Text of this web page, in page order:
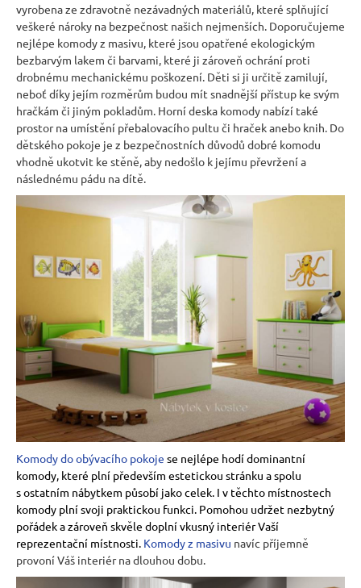
vyrobena ze zdravotně nezávadných materiálů, které splňující
veškeré nároky na bezpečnost našich nejmenších. Doporučujeme
nejlépe komody z masivu, které jsou opatřené ekologickým
bezbarvým lakem či barvami, které ji zároveň ochrání proti
drobnému mechanickému poškození. Děti si ji určitě zamilují,
neboť díky jejím rozměrům budou mít snadnější přístup ke svým
hračkám či jiným pokladům. Horní deska komody nabízí také
prostor na umístění přebalovacího pultu či hraček anebo knih. Do
dětského pokoje je z bezpečnostních důvodů dobré komodu
vhodně ukotvit ke stěně, aby nedošlo k jejímu převržení a
následnému pádu na dítě.
Komody do obývacího pokoje se nejlépe hodí dominantní
komody, které plní především estetickou stránku a spolu
s ostatním nábytkem působí jako celek. I v těchto místnostech
komody plní svoji praktickou funkci. Pomohou udržet nezbytný
pořádek a zároveň skvěle doplní vkusný interiér Vaší
reprezentační místnosti. Komody z masivu navíc příjemně
provoní Váš interiér na dlouhou dobu.